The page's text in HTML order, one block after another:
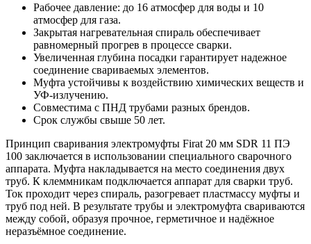
Рабочее давление: до 16 атмосфер для воды и 10
атмосфер для газа.
Закрытая нагревательная спираль обеспечивает
равномерный прогрев в процессе сварки.
Увеличенная глубина посадки гарантирует надежное
соединение свариваемых элементов.
Муфта устойчивы к воздействию химических веществ и
УФ-излучению.
Совместима с ПНД трубами разных брендов.
Срок службы свыше 50 лет.
Принцип сваривания электромуфты Firat 20 мм SDR 11 ПЭ
100 заключается в использовании специального сварочного
аппарата. Муфта накладывается на место соединения двух
труб. К клеммникам подключается аппарат для сварки труб.
Ток проходит через спираль, разогревает пластмассу муфты и
труб под ней. В результате трубы и электромуфта свариваются
между собой, образуя прочное, герметичное и надёжное
неразъёмное соединение.